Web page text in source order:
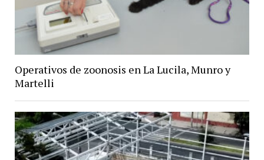
Operativos de zoonosis en La Lucila, Munro y
Martelli